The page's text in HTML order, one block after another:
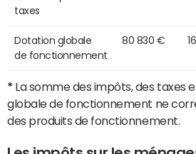
taxes
Dotation globale
de fonctionnement
80 830 €
* La somme des impôts, des taxes
globale de fonctionnement ne
des produits de fonctionnement.